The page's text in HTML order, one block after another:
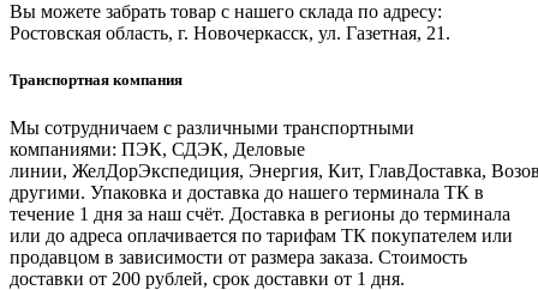
Вы можете забрать товар с нашего склада по адресу:
Ростовская область, г. Новочеркасск, ул. Газетная, 21.
Транспортная компания
Мы сотрудничаем с различными транспортными
компаниями: ПЭК, СДЭК, Деловые
линии, ЖелДорЭкспедиция, Энергия, Кит, ГлавДоставка,
другими. Упаковка и доставка до нашего терминала ТК в
течение 1 дня за наш счёт. Доставка в регионы до терминала
или до адреса оплачивается по тарифам ТК покупателем или
продавцом в зависимости от размера заказа. Стоимость
доставки от 200 рублей, срок доставки от 1 дня.